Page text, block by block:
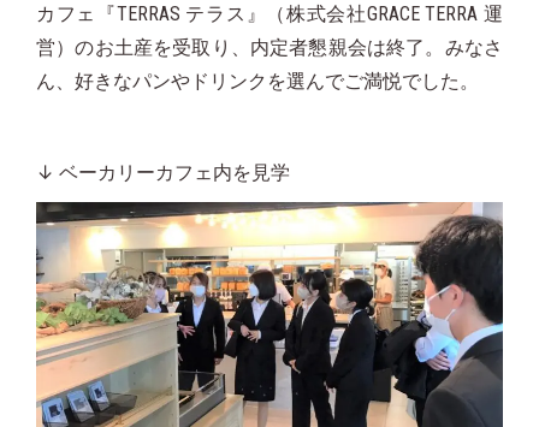
カフェ『TERRAS テラス』（株式会社GRACE TERRA 運
営）のお土産を受取り、内定者懇親会は終了。みなさ
ん、好きなパンやドリンクを選んでご満悦でした。
↓ ベーカリーカフェ内を見学